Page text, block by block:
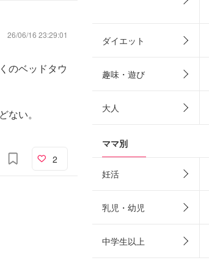
26/06/16 23:29:01
のベッドタウ
い。
2
ダイエット
趣味・遊び
大人
ママ別
妊活
乳児・幼児
中学生以上